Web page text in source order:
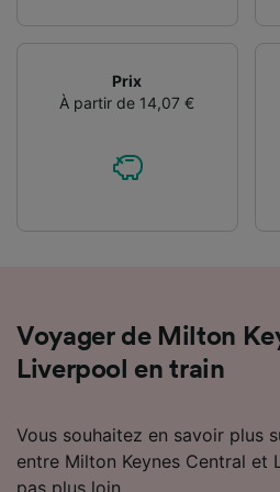
Prix
À partir de 14,07 €
Voyager de Milton
Liverpool en train
Vous souhaitez en savoir plus
entre Milton Keynes Central et